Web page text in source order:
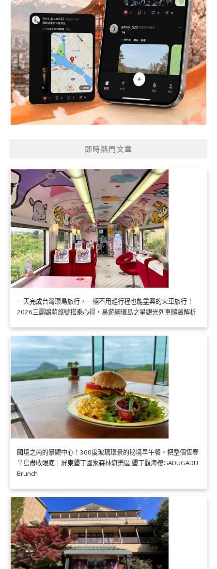
即時熱門文章
一天完成台灣環島旅行，一輛不用趕行程也能盡興的火車旅行！
2026三麗鷗萌旅號搭乘心得，易遊網環島之星觀光列車體驗解析
國境之南的景觀中心！360度玻璃環景的秘境早午餐，把整個恆春
半島盡收眼底｜屏東墾丁國家森林遊樂區 墾丁觀海樓GADUGADU
Brunch